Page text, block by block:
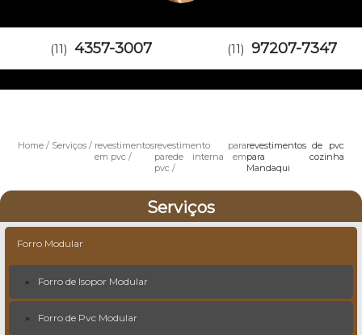
(11) 4357-3007 (11) 97207-7347
Home Serviços
revestimentos
em pvc
revestimento para
parede interna em
pvc
revestimentos de pvc
para cozinha
Mandaqui
Serviços
Forro Modular
Forro de Isopor Modular
Forro de Pvc Modular